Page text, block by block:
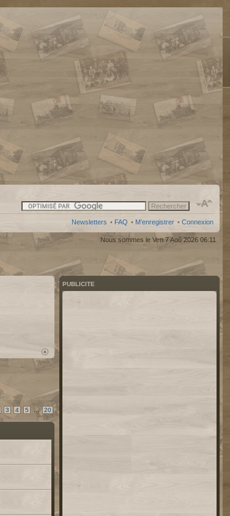
Newsletters • FAQ • M’enregistrer • Connexion
Nous sommes le Ven 7 Aoû 2026 06:11
3 4 5 ... 20
PUBLICITE